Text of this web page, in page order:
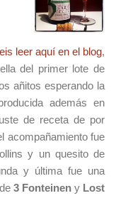
leer aquí en el blog,
del primer lote de
añitos esperando la
además en
de receta de por
acompañamiento fue
y un quesito de
y última fue una
3 Fonteineny Lost